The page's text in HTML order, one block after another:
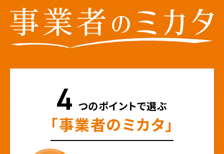
つのポイントで選ぶ
「事業者のミカタ」